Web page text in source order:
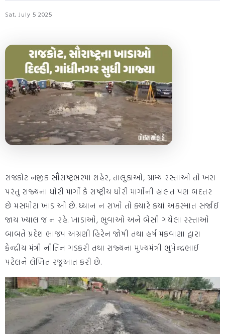
Sat, July 5 2025
રાજકોટ નજીક સૌરાષ્ટ્રભરમાં શહેર, તાલુકાઓ, ગ્રામ્ય રસ્તાઓ તો ખરા
પરંતુ રાજ્યના ધોરી માર્ગો કે રાષ્ટ્રીય ધોરી માર્ગોની હાલત પણ બદતર
છે મસમોટા ખાડાઓ છે. ધ્યાન ન રાખો તો ક્યારે કયાં અકસ્માત સર્જાઈ
જાય ખ્યાલ જ ન રહે. ખાડાઓ, ભુવાઓ અને બેસી ગયેલા રસ્તાઓ
બાબતે પ્રદેશ ભાજપ અગ્રણી હિરેન જોષી તથા હર્ષ મકવાણા દ્વારા
કેન્દ્રીય મંત્રી નીતિન ગડકરી તથા રાજ્યના મુખ્યમંત્રી ભુપેન્દ્રભાઈ
પટેલને લેખિત રજૂઆત કરી છે.